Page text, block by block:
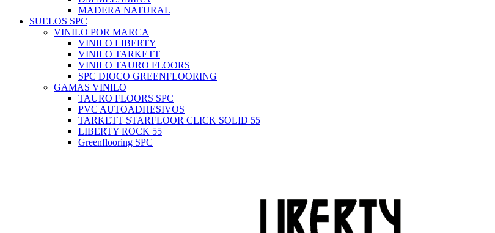
MADERA NATURAL
SUELOS SPC
VINILO POR MARCA
VINILO LIBERTY
VINILO TARKETT
VINILO TAURO FLOORS
SPC DIOCO GREENFLOORING
GAMAS VINILO
TAURO FLOORS SPC
PVC AUTOADHESIVOS
TARKETT STARFLOOR CLICK SOLID 55
LIBERTY ROCK 55
Greenflooring SPC